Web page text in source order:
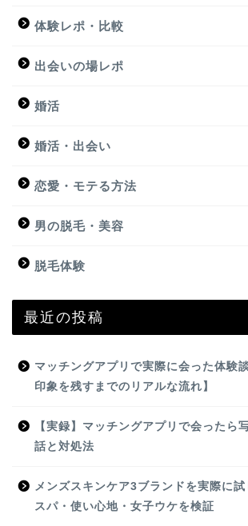
体験レポ・比較
出会いの場レポ
婚活
婚活・出会い
恋愛・モテる方法
男の脱毛・美容
脱毛体験
最近の投稿
マッチングアプリで実際に会った体験
印象を残すまでのリアルな流れ】
【実録】マッチングアプリで会ったら
話と対処法
メンズスキンケア3ブランドを実際に
スパ・使い心地・女子ウケを検証